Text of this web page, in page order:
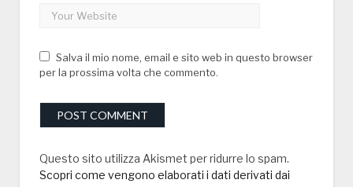
Salva il mio nome, email e sito web in questo browser
per la prossima volta che commento.
Questo sito utilizza Akismet per ridurre lo spam.
Scopri come vengono elaborati i dati derivati dai